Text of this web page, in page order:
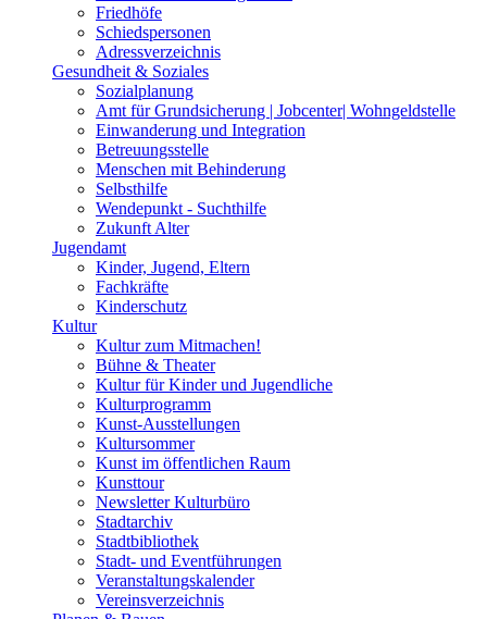
Friedhöfe
Schiedspersonen
Adressverzeichnis
Gesundheit & Soziales
Sozialplanung
Amt für Grundsicherung | Jobcenter| Wohngeldstelle
Einwanderung und Integration
Betreuungsstelle
Menschen mit Behinderung
Selbsthilfe
Wendepunkt - Suchthilfe
Zukunft Alter
Jugendamt
Kinder, Jugend, Eltern
Fachkräfte
Kinderschutz
Kultur
Kultur zum Mitmachen!
Bühne & Theater
Kultur für Kinder und Jugendliche
Kulturprogramm
Kunst-Ausstellungen
Kultursommer
Kunst im öffentlichen Raum
Kunsttour
Newsletter Kulturbüro
Stadtarchiv
Stadtbibliothek
Stadt- und Eventführungen
Veranstaltungskalender
Vereinsverzeichnis